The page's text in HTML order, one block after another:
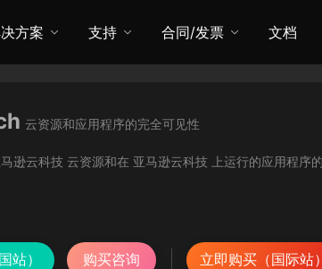
方案 支持 合同/发票 文档
云资源和应用程序的完全可见性
逊云科技 云资源和在 亚马逊云科技 上运行的应用程序的
站） 购买咨询 立即购买（国际站）